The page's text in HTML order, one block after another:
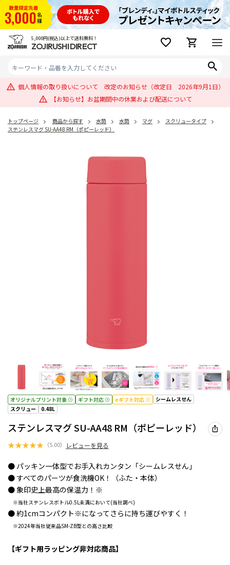
5,000円(税込)以上で送料無料！
ZOJIRUSHI DIRECT
個人情報の取り扱いについて 改定のお知らせ（改定日 2026年9月1日）
【お知らせ】お盆期間中の休業および配送について
トップページ 商品から探す 水筒 水筒 マグ
スクリュータイプ
ステンレスマグ SU-AA48 RM（ポピーレッド）
オリジナルプリント対象 ギフト対応 eギフト対応
シームレスせん
スクリュー
0.48L
ステンレスマグ SU-AA48 RM（ポピーレッド）
★★★★★ （5.00） レビューを見る
● パッキン一体型でお手入れカンタン「シームレスせん」
● すべてのパーツが食洗機OK！（ふた・本体）
● 象印史上最高の保温力！ ※
※当社ステンレスボトル0.5L未満において(当社調べ)
● 約1cmコンパクト ※ になってさらに持ち運びやすく！
※2024年当社従来品SM-ZB型との高さ比較
【ギフト用ラッピング非対応商品】